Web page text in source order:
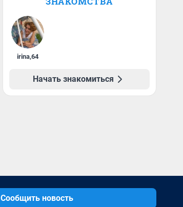
irina,64
Начать знакомиться
Сообщить новость